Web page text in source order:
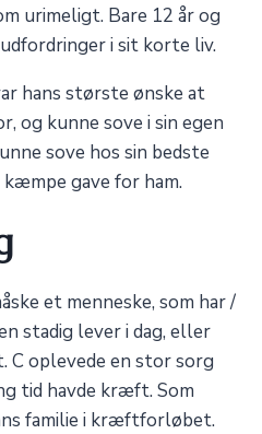
urimeligt. Bare 12 år og
i sit korte liv.
hans største ønske at
og kunne sove i sin egen
sove hos sin bedste
gave for ham.
et menneske, som har /
stadig lever i dag, eller
oplevede en stor sorg
tid havde kræft. Som
familie i kræftforløbet.